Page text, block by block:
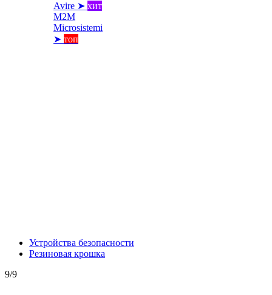
Avire ➤ хит
M2M
Microsistemi
➤ топ
Устройства безопасности
Резиновая крошка
9/9